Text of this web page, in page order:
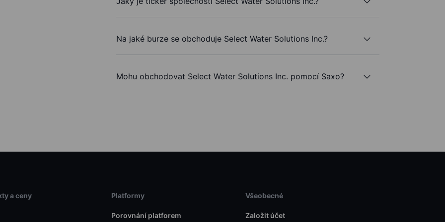
Na jaké burze se obchoduje Select Water Solutions Inc.?
Mohu obchodovat Select Water Solutions Inc. pomocí Saxo?
a ceny Platformy
Porovnání platforem
Všeobecné
Založit účet